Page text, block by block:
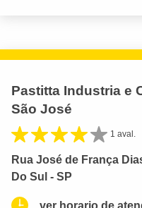
Pastitta Industria e
São José
1 aval.
Rua José de França
Do Sul - SP
ver horario de